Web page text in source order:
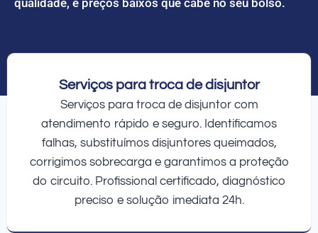
Serviços para troca de disjuntor
Serviços para troca de disjuntor com
atendimento rápido e seguro. Identificamos
falhas, substituímos disjuntores queimados,
corrigimos sobrecarga e garantimos a proteção
do circuito. Profissional certificado, diagnóstico
preciso e solução imediata 24h.